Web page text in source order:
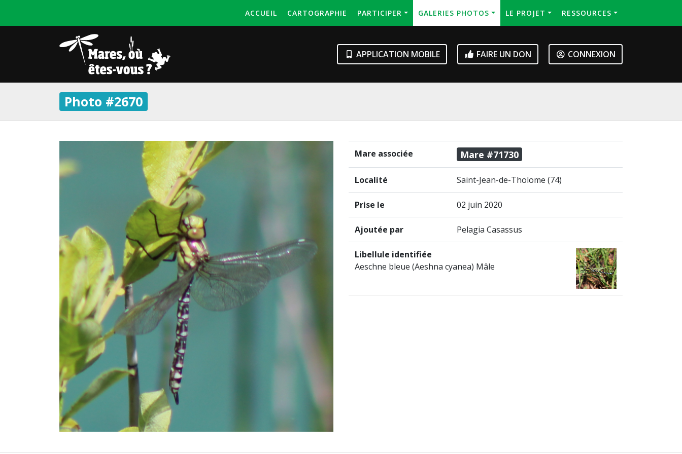
ACCUEIL CARTOGRAPHIE PARTICIPER GALERIES PHOTOS LE PROJET RESSOURCES
APPLICATION MOBILE FAIRE UN DON CONNEXION
Photo #2670
Mare associée Mare #71730
Localité Saint-Jean-de-Tholome (74)
Prise le 02 juin 2020
Ajoutée par Pelagia Casassus
Libellule identifiée
Aeschne bleue (Aeshna cyanea) Mâle